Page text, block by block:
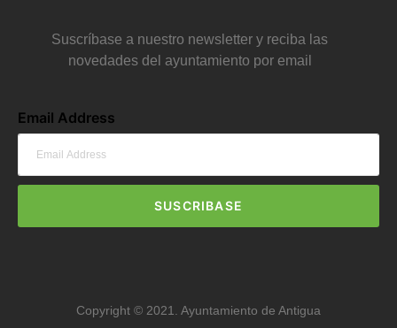
Suscríbase a nuestro newsletter y reciba las
novedades del ayuntamiento por email
Email Address
SUSCRIBASE
Copyright © 2021. Ayuntamiento de Antigua